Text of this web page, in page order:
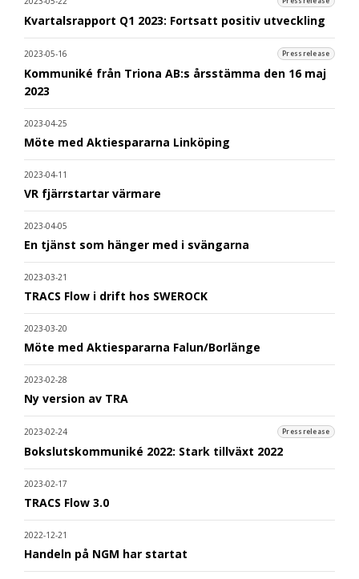
Kvartalsrapport Q1 2023: Fortsatt positiv utveckling
2023-05-16 Pressrelease
Kommuniké från Triona AB:s årsstämma den 16 maj
2023
2023-04-25
Möte med Aktiespararna Linköping
2023-04-11
VR fjärrstartar värmare
2023-04-05
En tjänst som hänger med i svängarna
2023-03-21
TRACS Flow i drift hos SWEROCK
2023-03-20
Möte med Aktiespararna Falun/Borlänge
2023-02-28
Ny version av TRA
2023-02-24 Pressrelease
Bokslutskommuniké 2022: Stark tillväxt 2022
2023-02-17
TRACS Flow 3.0
2022-12-21
Handeln på NGM har startat